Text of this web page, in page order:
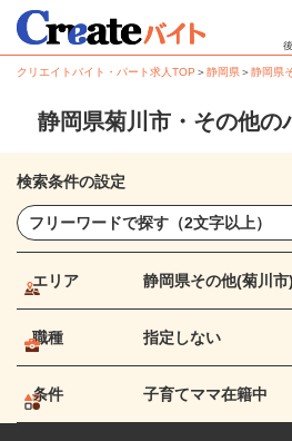
クリエイトバイト・パート求人TOP ＞静岡県＞静岡県
静岡県菊川市・その他の
検索条件の設定
エリア 静岡県その他(菊川市)
職種 指定しない
条件 子育てママ在籍中